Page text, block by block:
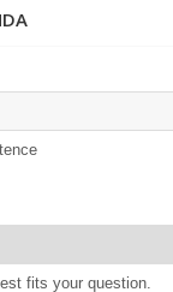
fits your question.